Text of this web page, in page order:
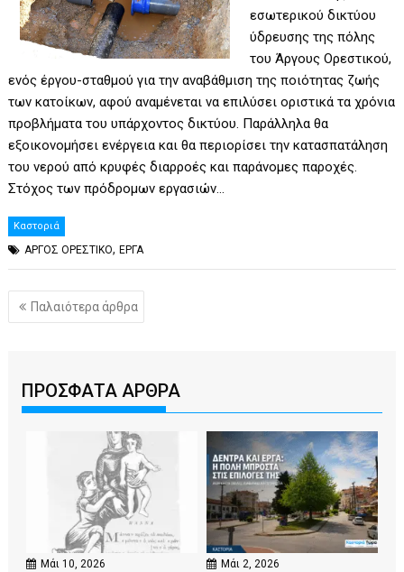
εσωτερικού δικτύου
ύδρευσης της πόλης
του Άργους Ορεστικού,
ενός έργου-σταθμού για την αναβάθμιση της ποιότητας ζωής
των κατοίκων, αφού αναμένεται να επιλύσει οριστικά τα χρόνια
προβλήματα του υπάρχοντος δικτύου. Παράλληλα θα
εξοικονομήσει ενέργεια και θα περιορίσει την κατασπατάληση
του νερού από κρυφές διαρροές και παράνομες παροχές.
Στόχος των πρόδρομων εργασιών…
Καστοριά
ΑΡΓΟΣ ΟΡΕΣΤΙΚΟ,ΕΡΓΑ
Πλοήγηση
άρθρων
Παλαιότερα άρθρα
ΠΡΟΣΦΑΤΑ ΑΡΘΡΑ
Μάι 10, 2026 Μάι 2, 2026